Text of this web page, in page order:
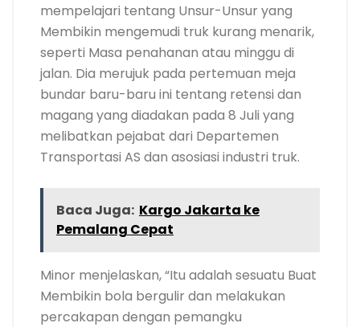
mempelajari tentang Unsur-Unsur yang
Membikin mengemudi truk kurang menarik,
seperti Masa penahanan atau minggu di
jalan. Dia merujuk pada pertemuan meja
bundar baru-baru ini tentang retensi dan
magang yang diadakan pada 8 Juli yang
melibatkan pejabat dari Departemen
Transportasi AS dan asosiasi industri truk.
Baca Juga: Kargo Jakarta ke
Pemalang Cepat
Minor menjelaskan, “Itu adalah sesuatu Buat
Membikin bola bergulir dan melakukan
percakapan dengan pemangku